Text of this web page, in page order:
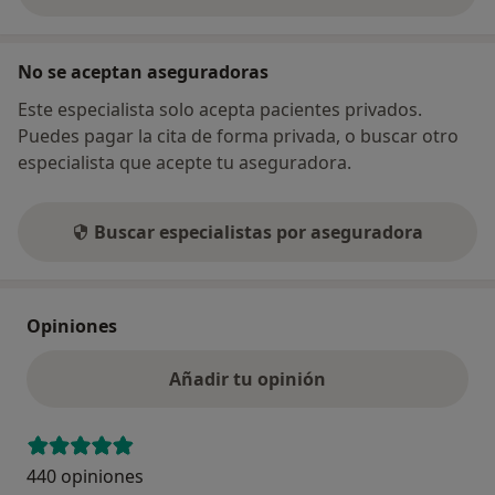
No se aceptan aseguradoras
Este especialista solo acepta pacientes privados.
Puedes pagar la cita de forma privada, o buscar otro
especialista que acepte tu aseguradora.
Buscar especialistas por aseguradora
Opiniones
Añadir tu opinión
440 opiniones